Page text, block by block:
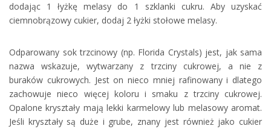
dodając 1 łyżkę melasy do 1 szklanki cukru. Aby uzyskać
ciemnobrązowy cukier, dodaj 2 łyżki stołowe melasy.
Odparowany sok trzcinowy (np. Florida Crystals) jest, jak sama
nazwa wskazuje, wytwarzany z trzciny cukrowej, a nie z
buraków cukrowych. Jest on nieco mniej rafinowany i dlatego
zachowuje nieco więcej koloru i smaku z trzciny cukrowej.
Opalone kryształy mają lekki karmelowy lub melasowy aromat.
Jeśli kryształy są duże i grube, znany jest również jako cukier